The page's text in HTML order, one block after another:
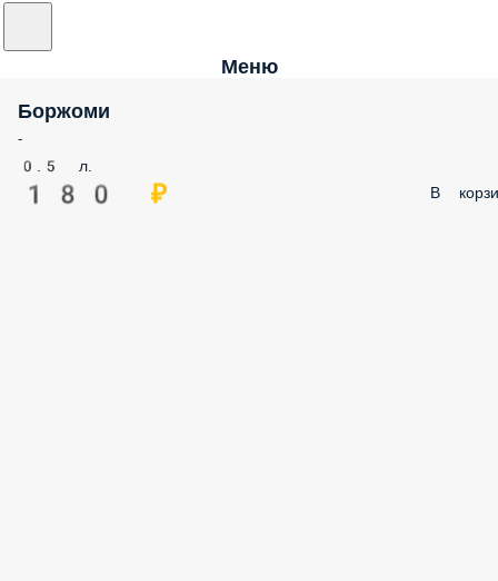
Меню
Боржоми
-
0.5 л.
180 ₽ В